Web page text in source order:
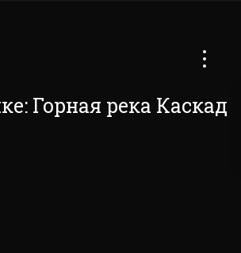
Горная река Каскад